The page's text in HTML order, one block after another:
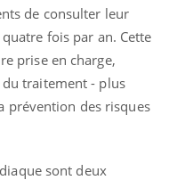
de consulter leur
fois par an. Cette
prise en charge,
traitement - plus
prévention des risques
sont deux